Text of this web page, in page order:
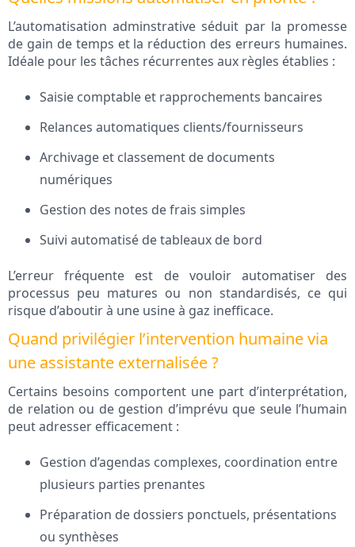
L’automatisation adminstrative séduit par la promesse
de gain de temps et la réduction des erreurs humaines.
Idéale pour les tâches récurrentes aux règles établies :
Saisie comptable et rapprochements bancaires
Relances automatiques clients/fournisseurs
Archivage et classement de documents
numériques
Gestion des notes de frais simples
Suivi automatisé de tableaux de bord
L’erreur fréquente est de vouloir automatiser des
processus peu matures ou non standardisés, ce qui
risque d’aboutir à une usine à gaz inefficace.
Quand privilégier l’intervention humaine via
une assistante externalisée ?
Certains besoins comportent une part d’interprétation,
de relation ou de gestion d’imprévu que seule l’humain
peut adresser efficacement :
Gestion d’agendas complexes, coordination entre
plusieurs parties prenantes
Préparation de dossiers ponctuels, présentations
ou synthèses